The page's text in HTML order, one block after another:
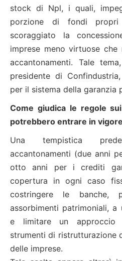
stock di Npl, i quali,
porzione di fondi propri
scoraggiato la
imprese meno virtuose che
accantonamenti. Tale
presidente di
per il sistema della garanzia
Come giudica le regole
potrebbero entrare in
Una tempistica
accantonamenti (due anni
otto anni per i crediti
copertura in ogni caso
costringere le banche,
assorbimenti patrimoniali,
e limitare un approccio
strumenti di ristrutturazione
delle imprese.